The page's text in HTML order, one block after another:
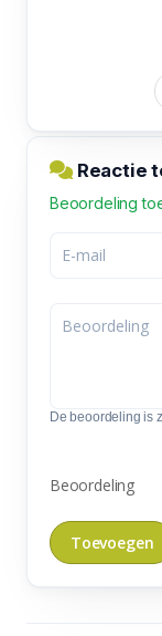
Reactie
Beoordeling
De beoordeling is
Beoordeling